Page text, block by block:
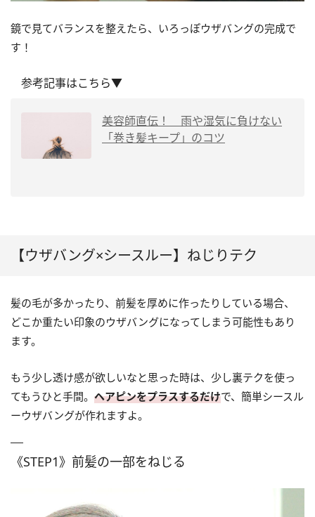
鏡で見てバランスを整えたら、いろっぽウザバングの完成で
す！
参考記事はこちら▼
美容師直伝！ 雨や湿気に負けない
「巻き髪キープ」のコツ
【ウザバング×シースルー】ねじりテク
髪の毛が多かったり、前髪を厚めに作ったりしている場合、
どこか重たい印象のウザバングになってしまう可能性もあり
ます。
もう少し透け感が欲しいなと思った時は、少し裏テクを使っ
てもうひと手間。 ヘアピンをプラスするだけで、簡単シースル
ーウザバングが作れますよ。
《STEP1》前髪の一部をねじる